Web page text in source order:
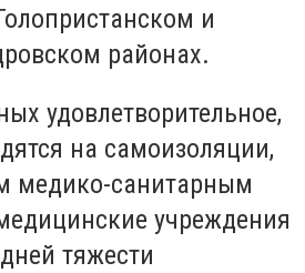
и
районах.
удовлетворительное,
на самоизоляции,
медико-санитарным
учреждения
тяжести